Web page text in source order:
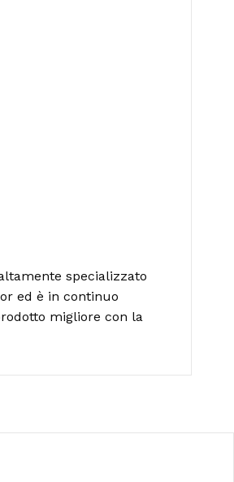
specializzato
ed è in continuo
migliore con la